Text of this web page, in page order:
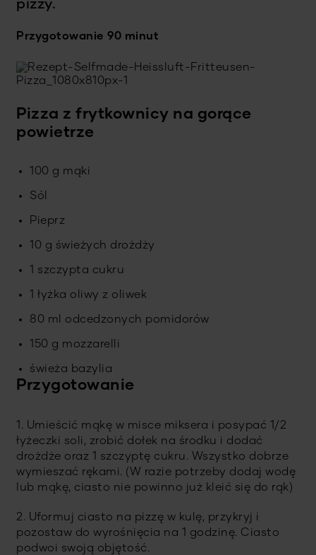
pizzy.
Przygotowanie 90 minut
Pizza z frytkownicy na gorące
powietrze
100 g mąki
Sól
Pieprz
10 g świeżych drożdży
1 szczypta cukru
1 łyżka oliwy z oliwek
80 ml odcedzonych pomidorów
150 g mozzarelli
świeża bazylia
Przygotowanie
1. Umieścić mąkę w misce miksera i posypać 1/2
łyżeczki soli, zrobić dołek na środku i dodać
drożdże oraz 1 szczyptę cukru. Wszystko dobrze
wymieszać rękami. (W razie potrzeby dodaj wodę
lub mąkę, ciasto nie powinno już kleić się do rąk)
2. Uformuj ciasto na pizzę w kulę, przykryj i
pozostaw do wyrośnięcia na 1 godzinę. Ciasto
podwoi swoją objętość.